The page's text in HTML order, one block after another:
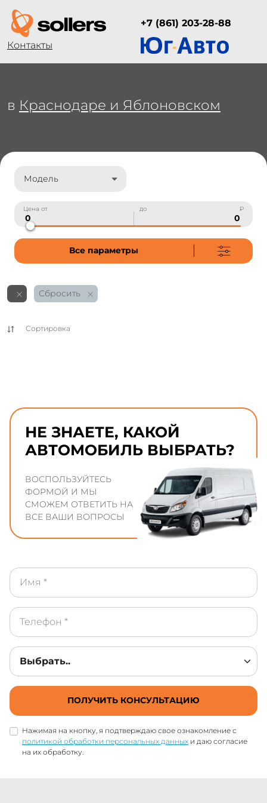
+7 (861) 203-28-88
Контакты
в Краснодаре и Яблоновском
Модель
Цена от до ₽
Все параметры
Сбросить
Сортировка
НЕ ЗНАЕТЕ, КАКОЙ
АВТОМОБИЛЬ ВЫБРАТЬ?
ВОСПОЛЬЗУЙТЕСЬ
ФОРМОЙ И МЫ
СМОЖЕМ ОТВЕТИТЬ НА
ВСЕ ВАШИ ВОПРОСЫ
ПОЛУЧИТЬ КОНСУЛЬТАЦИЮ
Нажимая на кнопку, я подтверждаю свое ознакомление с
политикой обработки персональных данных и даю согласие
на их обработку.